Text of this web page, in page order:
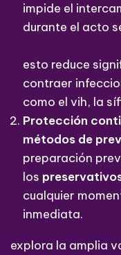
impide el
durante el acto
esto reduce
contraer
como el vih, la
Protección
métodos de
preparación
los
cualquier
inmediata.
explora la amplia